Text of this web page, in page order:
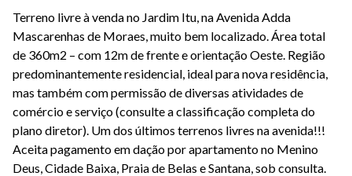
Terreno livre à venda no Jardim Itu, na Avenida Adda
Mascarenhas de Moraes, muito bem localizado. Área total
de 360m2 – com 12m de frente e orientação Oeste. Região
predominantemente residencial, ideal para nova residência,
mas também com permissão de diversas atividades de
comércio e serviço (consulte a classificação completa do
plano diretor). Um dos últimos terrenos livres na avenida!!!
Aceita pagamento em dação por apartamento no Menino
Deus, Cidade Baixa, Praia de Belas e Santana, sob consulta.